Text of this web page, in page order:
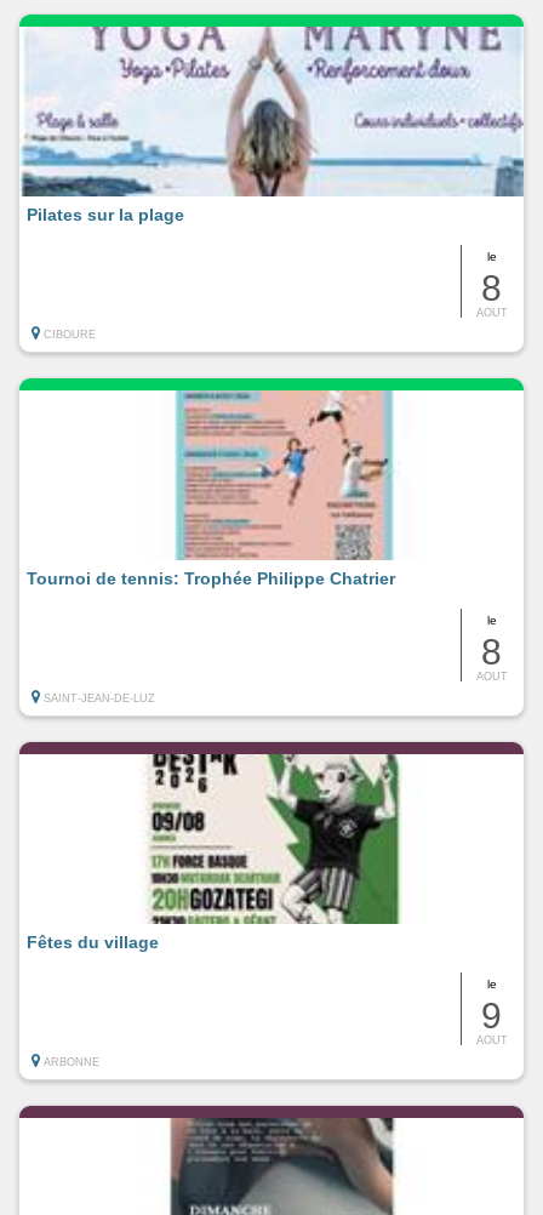
le
8
AOUT
Pilates sur la plage
CIBOURE
le
8
AOUT
Tournoi de tennis: Trophée Philippe Chatrier
SAINT-JEAN-DE-LUZ
le
9
AOUT
Fêtes du village
ARBONNE